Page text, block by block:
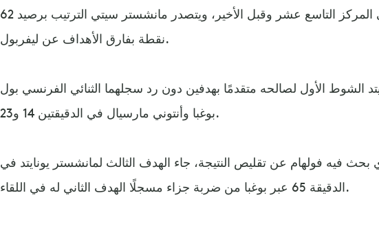
عند 17 نقطة في المركز التاسع عشر وقبل الأخير، ويتصدر مانشستر سيتي الترتيب برصيد 62
نقطة بفارق الأهداف عن ليفربول.
الشوط الأول لصالحه متقدمًا بهدفين دون رد سجلهما الثنائي الفرنسي بول
بوغبا وأنتوني مارسيال في الدقيقتين 14 و23.
فيه فولهام عن تقليص النتيجة، جاء الهدف الثالث لمانشستر يونايتد في
الدقيقة 65 عبر بوغبا من ضربة جزاء مسجلًا الهدف الثاني له في اللقاء.